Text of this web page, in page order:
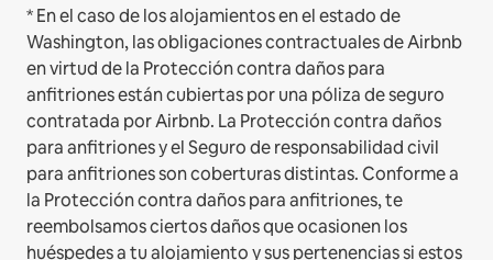
* En el caso de los alojamientos en el estado de
Washington, las obligaciones contractuales de Airbnb
en virtud de la Protección contra daños para
anfitriones están cubiertas por una póliza de seguro
contratada por Airbnb. La Protección contra daños
para anfitriones y el Seguro de responsabilidad civil
para anfitriones son coberturas distintas. Conforme a
la Protección contra daños para anfitriones, te
reembolsamos ciertos daños que ocasionen los
huéspedes a tu alojamiento y sus pertenencias si estos